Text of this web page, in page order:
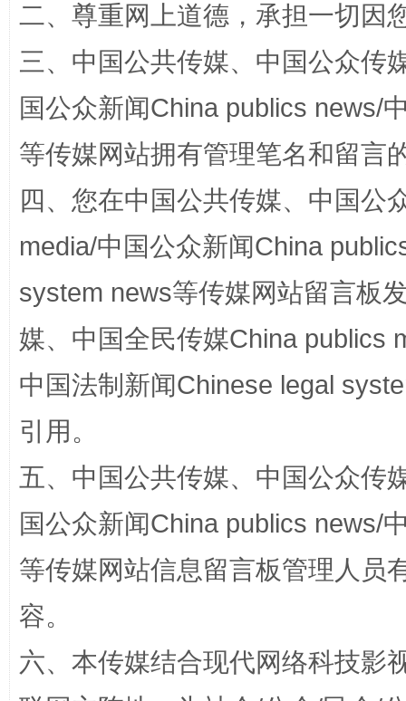
站台名比不上好声名
漫山遍野的桃花与雪山、麦地、白藏房
二、尊重网上道德，承担一切因
三、中国公共传媒、中国公众传
国公众新闻China publics news/
等传媒网站拥有管理笔名和留言
四、您在中国公共传媒、中国公
media/中国公众新闻China
system news等传媒网站留言板
媒、中国全民传媒China publics
中国法制新闻Chinese legal
引用。
五、中国公共传媒、中国公众传
国公众新闻China publics news/
等传媒网站信息留言板管理人员
容。
六、本传媒结合现代网络科技影